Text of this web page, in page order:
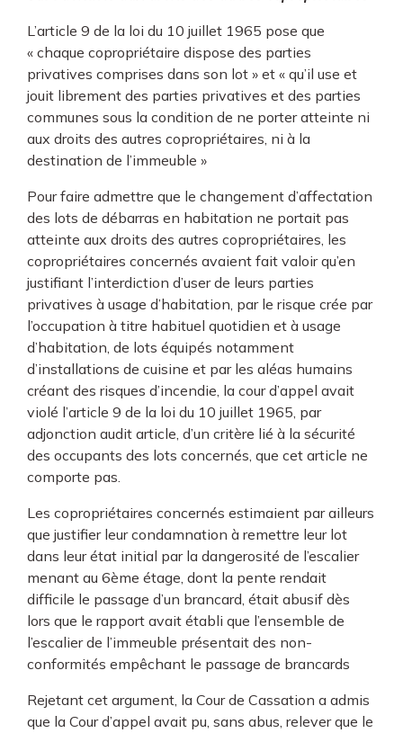
L’article 9 de la loi du 10 juillet 1965 pose que
« chaque copropriétaire dispose des parties
privatives comprises dans son lot » et « qu’il use et
jouit librement des parties privatives et des parties
communes sous la condition de ne porter atteinte ni
aux droits des autres copropriétaires, ni à la
destination de l’immeuble »
Pour faire admettre que le changement d’affectation
des lots de débarras en habitation ne portait pas
atteinte aux droits des autres copropriétaires, les
copropriétaires concernés avaient fait valoir qu’en
justifiant l’interdiction d’user de leurs parties
privatives à usage d’habitation, par le risque crée par
l’occupation à titre habituel quotidien et à usage
d’habitation, de lots équipés notamment
d’installations de cuisine et par les aléas humains
créant des risques d’incendie, la cour d’appel avait
violé l’article 9 de la loi du 10 juillet 1965, par
adjonction audit article, d’un critère lié à la sécurité
des occupants des lots concernés, que cet article ne
comporte pas.
Les copropriétaires concernés estimaient par ailleurs
que justifier leur condamnation à remettre leur lot
dans leur état initial par la dangerosité de l’escalier
menant au 6ème étage, dont la pente rendait
difficile le passage d’un brancard, était abusif dès
lors que le rapport avait établi que l’ensemble de
l’escalier de l’immeuble présentait des non-
conformités empêchant le passage de brancards
Rejetant cet argument, la Cour de Cassation a admis
que la Cour d’appel avait pu, sans abus, relever que le